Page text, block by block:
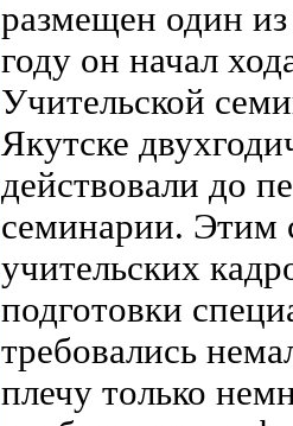
размещен один
году он начал
Учительской
Якутске
действовали до
семинарии. Этим
учительских
подготовки
требовались
плечу только